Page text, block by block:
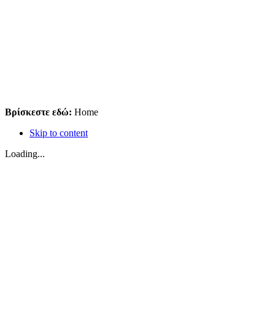
Βρίσκεστε εδώ: Home
Skip to content
Loading...